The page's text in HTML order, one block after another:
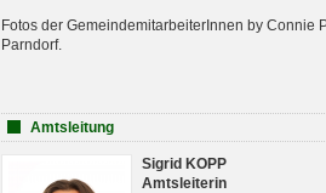
Fotos der GemeindemitarbeiterInnen by Connie
Parndorf.
Amtsleitung
Sigrid KOPP
Amtsleiterin